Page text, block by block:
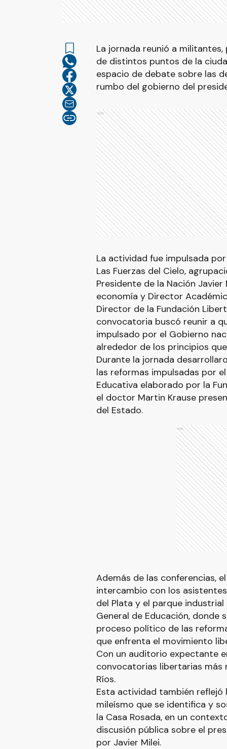
La jornada reunió a
de distintos puntos de la
espacio de debate sobre las
rumbo del gobierno del
Ads
La actividad fue impulsada
Las Fuerzas del Cielo,
Presidente de la Nación
economía y Director
Director de la Fundación
convocatoria buscó reunir a
impulsado por el Gobierno
alrededor de los principios
Durante la jornada
las reformas impulsadas por
Educativa elaborado por la
el doctor Martin Krause
del Estado.
Ads
Además de las conferencias,
intercambio con los
del Plata y el parque
General de Educación,
proceso político de las
que enfrenta el movimiento
Con un auditorio expectante
convocatorias libertarias más
Ríos.
Esta actividad también
mileísmo que se identifica y
la Casa Rosada, en un
discusión pública sobre el
por Javier Milei.